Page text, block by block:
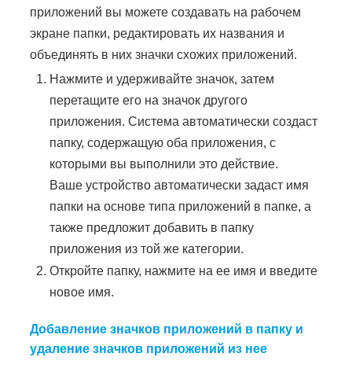
приложений вы можете создавать на рабочем
экране папки, редактировать их названия и
объединять в них значки схожих приложений.
Нажмите и удерживайте значок, затем
перетащите его на значок другого
приложения. Система автоматически создаст
папку, содержащую оба приложения, с
которыми вы выполнили это действие.
Ваше устройство автоматически задаст имя
папки на основе типа приложений в папке, а
также предложит добавить в папку
приложения из той же категории.
Откройте папку, нажмите на ее имя и введите
новое имя.
Добавление значков приложений в папку и
удаление значков приложений из нее